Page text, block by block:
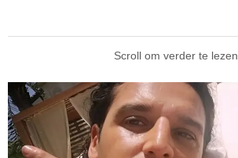
Scroll om verder te lezen